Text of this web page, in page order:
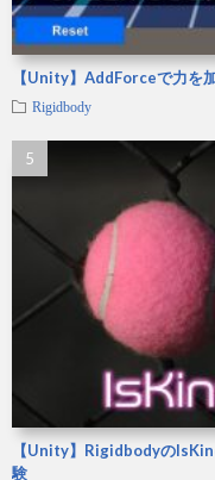
【Unity】AddForceで力を
Rigidbody
【Unity】Rigidbodyの
験